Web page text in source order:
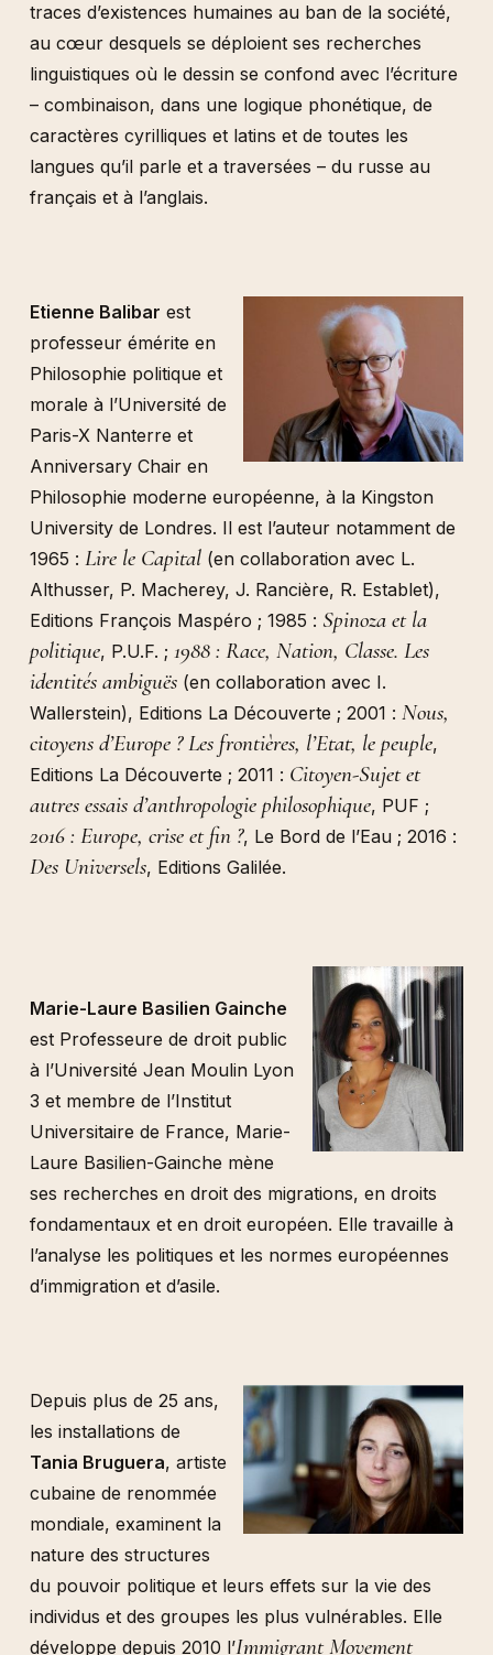
traces d’existences humaines au ban de la société,
au cœur desquels se déploient ses recherches
linguistiques où le dessin se confond avec l’écriture
– combinaison, dans une logique phonétique, de
caractères cyrilliques et latins et de toutes les
langues qu’il parle et a traversées – du russe au
français et à l’anglais.
Etienne Balibar est
professeur émérite en
Philosophie politique et
morale à l’Université de
Paris-X Nanterre et
Anniversary Chair en
Philosophie moderne européenne, à la Kingston
University de Londres. Il est l’auteur notamment de
1965 : Lire le Capital(en collaboration avec L.
Althusser, P. Macherey, J. Rancière, R. Establet),
Editions François Maspéro ; 1985 : Spinoza et la
politique, P.U.F. ; 1988 : Race, Nation, Classe. Les
identités ambiguës(en collaboration avec I.
Wallerstein), Editions La Découverte ; 2001 : Nous,
citoyens d’Europe ? Les frontières, l’Etat, le peuple,
Editions La Découverte ; 2011 : Citoyen-Sujet et
autres essais d’anthropologie philosophique, PUF ;
2016 : Europe, crise et fin ?, Le Bord de l’Eau ; 2016 :
Des Universels, Editions Galilée.
Marie-Laure Basilien Gainche
est Professeure de droit public
à l’Université Jean Moulin Lyon
3 et membre de l’Institut
Universitaire de France, Marie-
Laure Basilien-Gainche mène
ses recherches en droit des migrations, en droits
fondamentaux et en droit européen. Elle travaille à
l’analyse les politiques et les normes européennes
d’immigration et d’asile.
Depuis plus de 25 ans,
les installations de
Tania Bruguera, artiste
cubaine de renommée
mondiale, examinent la
nature des structures
du pouvoir politique et leurs effets sur la vie des
individus et des groupes les plus vulnérables. Elle
développe depuis 2010 l’Immigrant Movement